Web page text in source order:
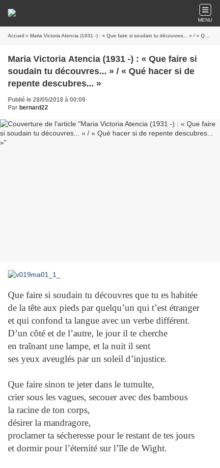
MENU
Accueil » Maria Victoria Atencia (1931 -) : « Que faire si soudain tu découvres... » / « Qué hacer si de repente descubres... »
Maria Victoria Atencia (1931 -) : « Que faire si
soudain tu découvres... » / « Qué hacer si de
repente descubres... »
Publié le 28/05/2018 à 00:09
Par bernard22
Que faire si soudain tu découvres que tu es habitée
de la tête aux pieds par quelqu’un qui t’est étranger
et qui confond ta langue avec un verbe différent.
D’un côté et de l’autre, le jour il te cherche
en traînant une lampe, et la nuit il sent
ses yeux aveuglés par un soleil d’injustice.
Que faire sinon te jeter dans le tumulte,
crier sous les vagues, secouer avec des bambous
la racine de ton corps,
désirer la mandragore,
proclamer ta sécheresse pour le restant de tes jours
et dormir pour l’éternité sur l’île de Wight.